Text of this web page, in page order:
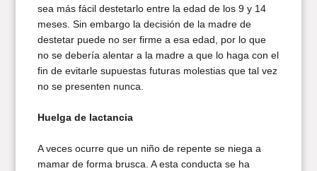
sea más fácil destetarlo entre la edad de los 9 y 14
meses. Sin embargo la decisión de la madre de
destetar puede no ser firme a esa edad, por lo que
no se debería alentar a la madre a que lo haga con el
fin de evitarle supuestas futuras molestias que tal vez
no se presenten nunca.
Huelga de lactancia
A veces ocurre que un niño de repente se niega a
mamar de forma brusca. A esta conducta se ha